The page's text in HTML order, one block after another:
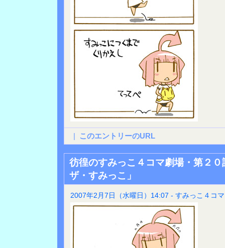
| このエントリーのURL
彷徨のすみっこ４コマ劇場・第２
ザ・すみっこ」
2007年2月7日（水曜日）14:07 - すみっこ４コマ